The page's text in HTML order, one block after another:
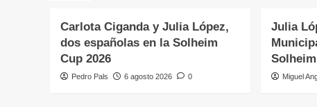
Carlota Ciganda y Julia López,
dos españolas en la Solheim
Cup 2026
Pedro Pals 6 agosto 2026 0
Julia
Miguel